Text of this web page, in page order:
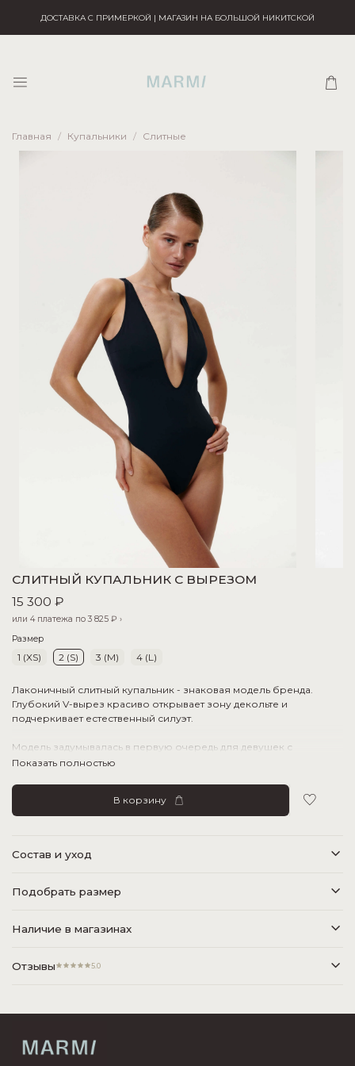
ДОСТАВКА С ПРИМЕРКОЙ | МАГАЗИН НА БОЛЬШОЙ НИКИТСКОЙ
Главная Купальники Слитные
СЛИТНЫЙ КУПАЛЬНИК С ВЫРЕЗОМ
15 300 ₽
или 4 платежа по3 825 ₽ ›
Размер
1 (XS) 2 (S) 3 (M) 4 (L)
Лаконичный слитный купальник - знаковая модель бренда.
Глубокий V-вырез красиво открывает зону декольте и
подчеркивает естественный силуэт.
Модель задумывалась в первую очередь для девушек с
небольшой чашей и будет смотреться на них особенно
Показать полностью
В корзину
Состав и уход
Подобрать размер
Наличие в магазинах
Отзывы 5.0